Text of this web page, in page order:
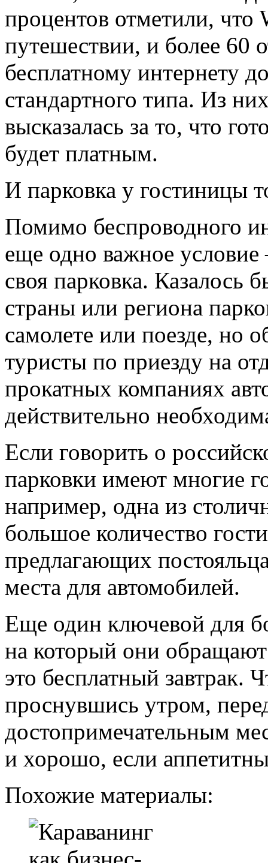
процентов отметили, что
путешествии, и более 60
бесплатному интернету
стандартного типа. Из
высказалась за то, что
будет платным.
И парковка у гостиницы
Помимо беспроводного
еще одно важное
своя парковка. Казалось
страны или региона
самолете или поезде, но
туристы по приезду на
прокатных компаниях
действительно
Если говорить о
парковки имеют многие
например, одна из
большое количество
предлагающих
места для автомобилей.
Еще один ключевой для
на который они
это бесплатный завтрак.
проснувшись утром,
достопримечательным
и хорошо, если
Похожие материалы: